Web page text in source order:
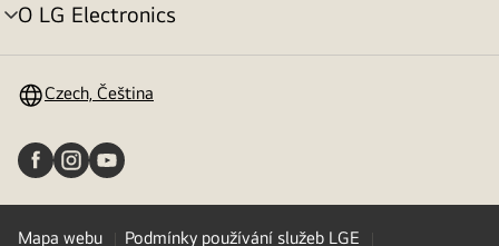
O LG Electronics
přepínání
Czech, Čeština
Mapa webu Podmínky používání služeb LGE